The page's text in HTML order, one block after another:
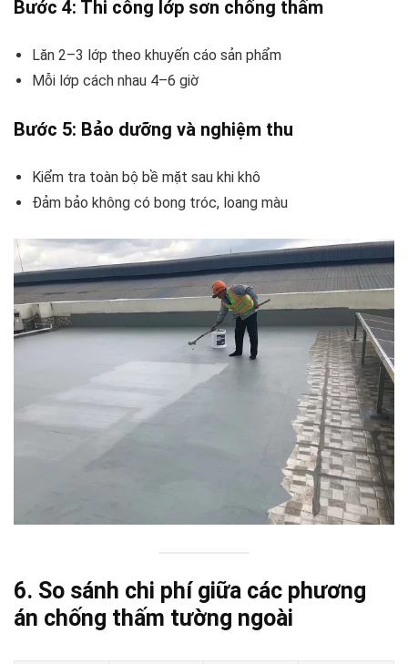
Bước 4: Thi công lớp sơn chống thấm
Lăn 2–3 lớp theo khuyến cáo sản phẩm
Mỗi lớp cách nhau 4–6 giờ
Bước 5: Bảo dưỡng và nghiệm thu
Kiểm tra toàn bộ bề mặt sau khi khô
Đảm bảo không có bong tróc, loang màu
6. So sánh chi phí giữa các phương
án chống thấm tường ngoài